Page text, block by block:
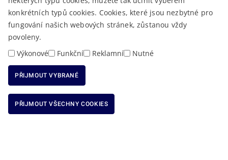
2023 © Královéhradecký kraj • Vytvořeno vMacron Software
RSS Mapa stránek Cookies Prohlášení o přístupnosti
konkrétních typů cookies. Cookies, které jsou nezbytné pro
fungování našich webových stránek, zůstanou vždy
povoleny.
Výkonové
Funkční Reklamní Nutné
PŘIJMOUT VYBRANÉ
PŘIJMOUT VŠECHNY COOKIES
ODMÍTNOUT VŠECHNY COOKIES